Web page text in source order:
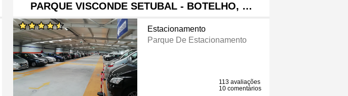
PARQUE VISCONDE SETUBAL - BOTELHO, …
Estacionamento
Parque De Estacionamento
113 avaliações
10 comentários